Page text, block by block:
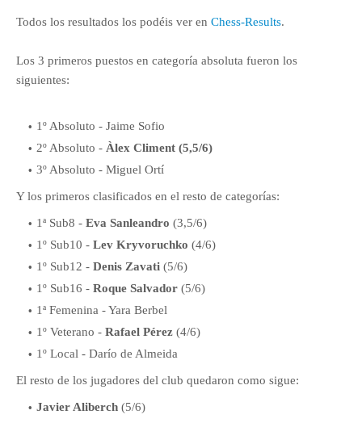
Todos los resultados los podéis ver en Chess-Results.
Los 3 primeros puestos en categoría absoluta fueron los
siguientes:
1º Absoluto - Jaime Sofio
2º Absoluto - Àlex Climent (5,5/6)
3º Absoluto - Miguel Ortí
Y los primeros clasificados en el resto de categorías:
1ª Sub8 - Eva Sanleandro (3,5/6)
1º Sub10 - Lev Kryvoruchko (4/6)
1º Sub12 - Denis Zavati (5/6)
1º Sub16 - Roque Salvador (5/6)
1ª Femenina - Yara Berbel
1º Veterano - Rafael Pérez (4/6)
1º Local - Darío de Almeida
El resto de los jugadores del club quedaron como sigue:
Javier Aliberch (5/6)